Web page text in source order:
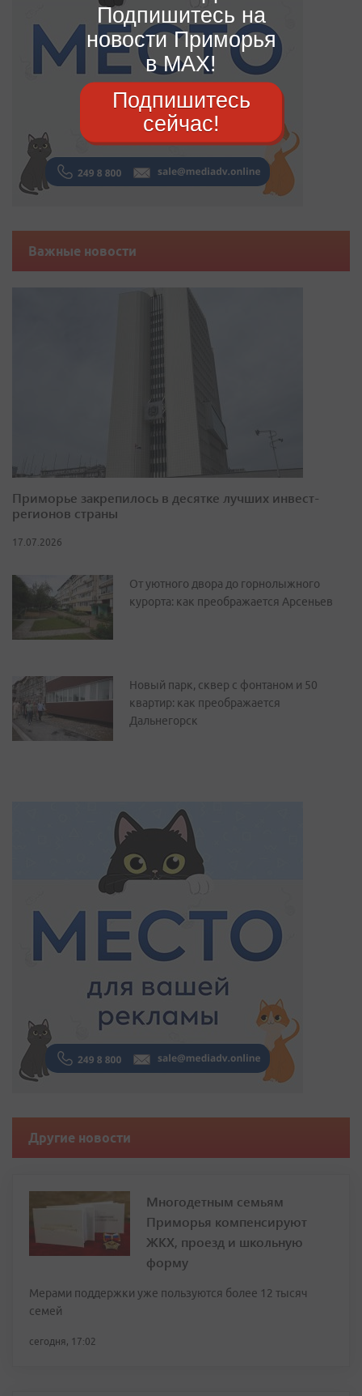
Важные новости
Приморье закрепилось в десятке лучших инвест-
регионов страны
17.07.2026
От уютного двора до горнолыжного
курорта: как преображается Арсеньев
Новый парк, сквер с фонтаном и 50
квартир: как преображается
Дальнегорск
Другие новости
Многодетным семьям
Приморья компенсируют
ЖКХ, проезд и школьную
форму
Мерами поддержки уже пользуются более 12 тысяч
семей
сегодня, 17:02
Подпишитесь на
новости Приморья
в MAX!
Подпишитесь
сейчас!